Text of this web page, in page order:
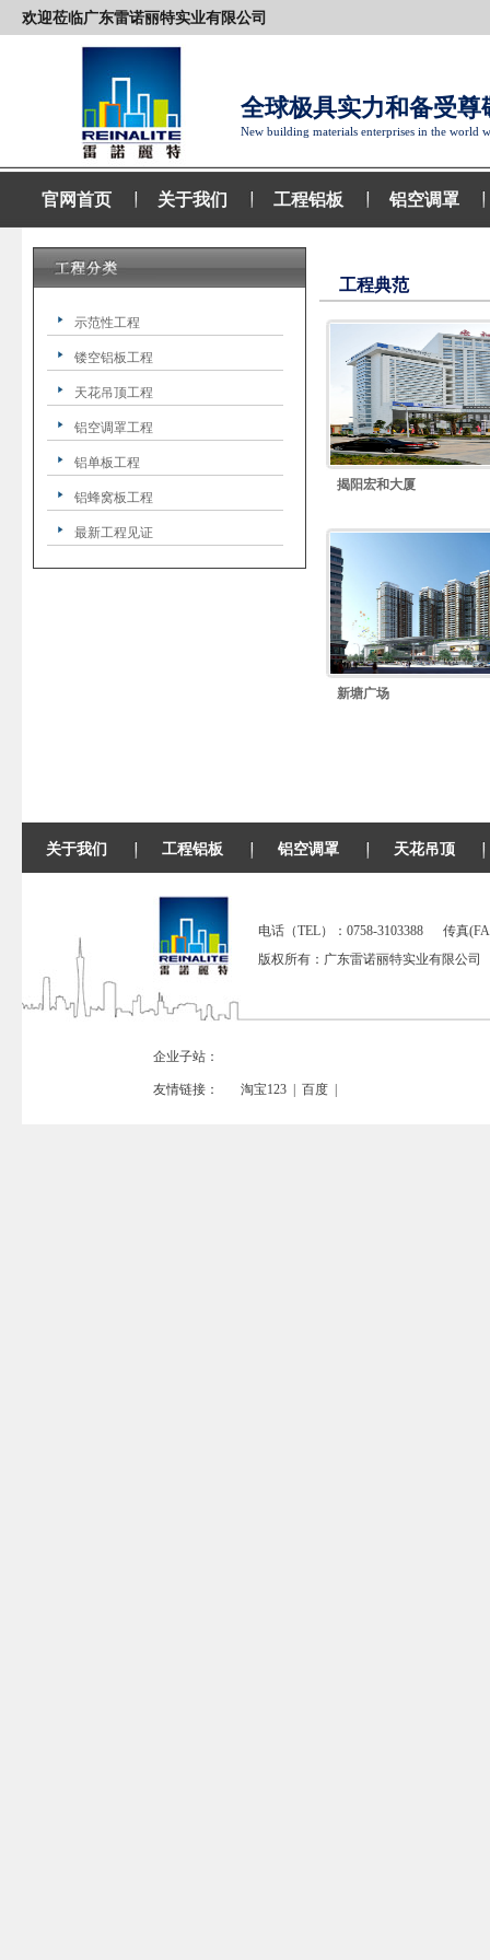
欢迎莅临广东雷诺丽特实业有限公司
全球极具实力和备受
New building materials enterprises in the world
官网首页 关于我们 工程铝板 铝空调罩
示范性工程
镂空铝板工程
天花吊顶工程
铝空调罩工程
铝单板工程
铝蜂窝板工程
最新工程见证
工程典范
揭阳宏和大厦
新塘广场
关于我们 工程铝板 铝空调罩 天花吊顶
电话（TEL）：0758-3103388 传真
版权所有：广东雷诺丽特实业有限公
企业子站：
友情链接： 淘宝123 百度